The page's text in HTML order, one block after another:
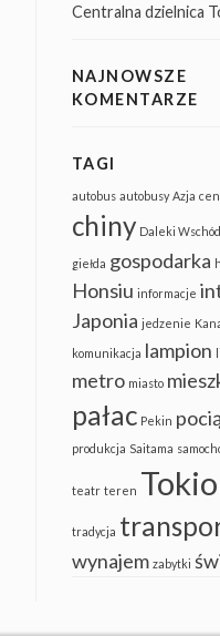
Centralna dzielnica
NAJNOWSZE
KOMENTARZE
TAGI
autobus autobusy Azja
chiny Daleki Wschód
giełda gospodarka
Honsiu informacje
Japonia jedzenie
komunikacja lampion
metro miasto
pałac Pekin
produkcja Saitama
teatr teren Tokio
tradycja
wynajem zabytki